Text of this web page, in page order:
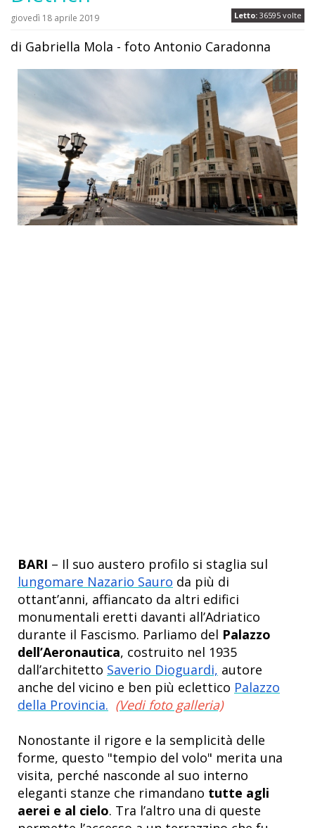
Letto: 36595 volte
giovedì 18 aprile 2019
di Gabriella Mola - foto Antonio Caradonna
BARI – Il suo austero profilo si staglia sul
lungomare Nazario Sauro da più di
ottant’anni, affiancato da altri edifici
monumentali eretti davanti all’Adriatico
durante il Fascismo. Parliamo del Palazzo
dell’Aeronautica, costruito nel 1935
dall’architetto Saverio Dioguardi, autore
anche del vicino e ben più eclettico Palazzo
della Provincia. (Vedi foto galleria)
Nonostante il rigore e la semplicità delle
forme, questo "tempio del volo" merita una
visita, perché nasconde al suo interno
eleganti stanze che rimandano tutte agli
aerei e al cielo. Tra l’altro una di queste